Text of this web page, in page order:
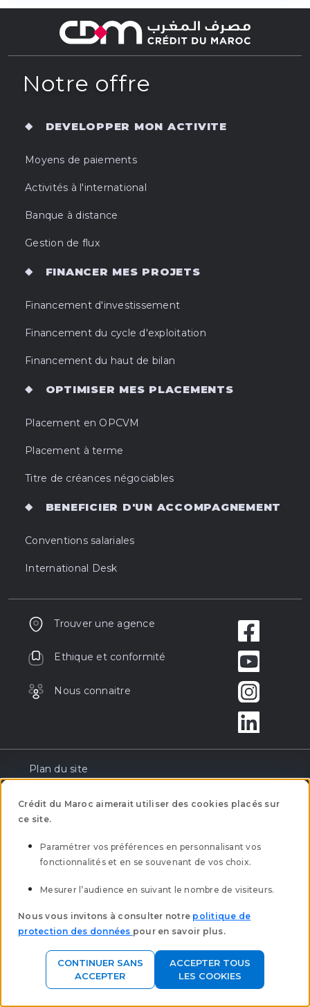
Notre offre
DEVELOPPER MON ACTIVITE
Moyens de paiements
Activités à l'international
Banque à distance
Gestion de flux
FINANCER MES PROJETS
Financement d'investissement
Financement du cycle d'exploitation
Financement du haut de bilan
OPTIMISER MES PLACEMENTS
Placement en OPCVM
Placement à terme
Titre de créances négociables
BENEFICIER D'UN ACCOMPAGNEMENT
Conventions salariales
International Desk
Trouver une agence
Ethique et conformité
Nous connaitre
Plan du site
Réclamation
Mentions légales
Clôture des comptes à vue
Politique Protection des données
Crédit du Maroc aimerait utiliser des cookies placés sur
ce site.
Paramétrer vos préférences en personnalisant vos
fonctionnalités et en se souvenant de vos choix.
Mesurer l’audience en suivant le nombre de visiteurs.
Nous vous invitons à consulter notre politique de
protection des données pour en savoir plus.
CONTINUER SANS
ACCEPTER
ACCEPTER TOUS
LES COOKIES